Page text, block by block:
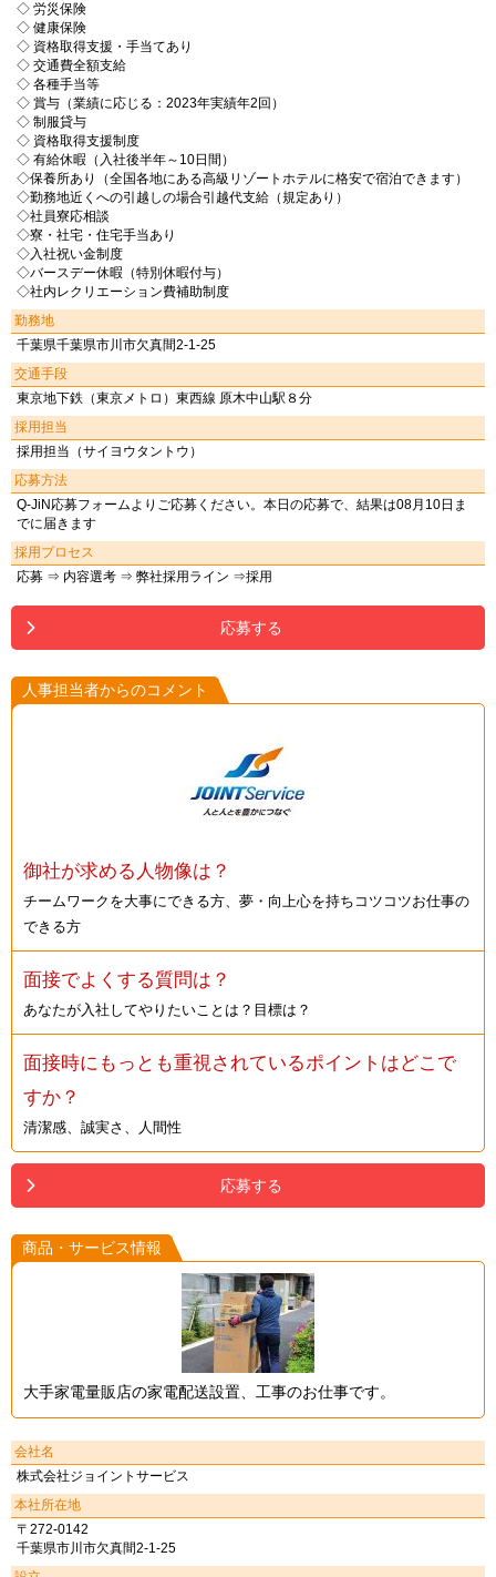
◇ 労災保険
◇ 健康保険
◇ 資格取得支援・手当てあり
◇ 交通費全額支給
◇ 各種手当等
◇ 賞与（業績に応じる：2023年実績年2回）
◇ 制服貸与
◇ 資格取得支援制度
◇ 有給休暇（入社後半年～10日間）
◇保養所あり（全国各地にある高級リゾートホテルに格安で宿泊できます）
◇勤務地近くへの引越しの場合引越代支給（規定あり）
◇社員寮応相談
◇寮・社宅・住宅手当あり
◇入社祝い金制度
◇バースデー休暇（特別休暇付与）
◇社内レクリエーション費補助制度
勤務地
千葉県千葉県市川市欠真間2-1-25
交通手段
東京地下鉄（東京メトロ）東西線 原木中山駅８分
採用担当
採用担当（サイヨウタントウ）
応募方法
Q-JiN応募フォームよりご応募ください。本日の応募で、結果は08月10日ま
でに届きます
採用プロセス
応募 ⇒ 内容選考 ⇒ 弊社採用ライン ⇒採用
応募する
人事担当者からのコメント
御社が求める人物像は？
チームワークを大事にできる方、夢・向上心を持ちコツコツお仕事の
できる方
面接でよくする質問は？
あなたが入社してやりたいことは？目標は？
面接時にもっとも重視されているポイントはどこで
すか？
清潔感、誠実さ、人間性
応募する
商品・サービス情報
大手家電量販店の家電配送設置、工事のお仕事です。
会社名
株式会社ジョイントサービス
本社所在地
〒272-0142
千葉県市川市欠真間2-1-25